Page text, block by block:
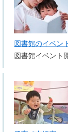
図書館のイベン
図書館イベント